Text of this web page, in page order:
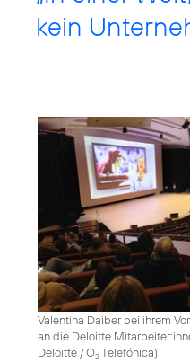
kein
Valentina Daiber bei ihrem
an die Deloitte
Deloitte / O2Telefónica)